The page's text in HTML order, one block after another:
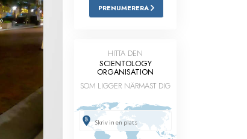
Barn
Verktyg för arbetslivet
Orsaken till undertryckande
Undersökningar
Organiseringens grunder
PRENUMERERA
HITTA DEN
SCIENTOLOGY
ORGANISATION
SOM LIGGER NÄRMAST DIG